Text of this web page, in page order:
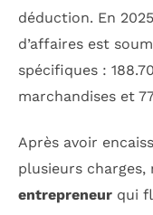
déduction. En
d’affaires est
spécifiques :
marchandises et
Après avoir
plusieurs
entrepreneur qui